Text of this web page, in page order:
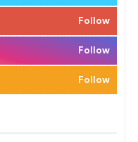
Follow
Follow
Follow